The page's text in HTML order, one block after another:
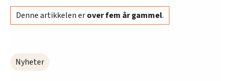
Denne artikkelen erover fem år gammel.
Nyheter